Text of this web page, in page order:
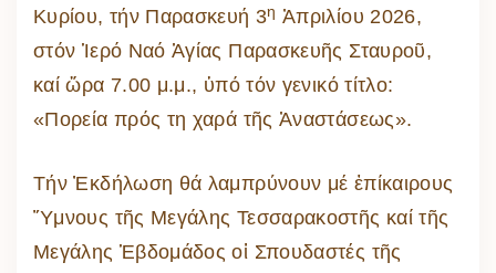
Κυρίου, τήν Παρασκευή 3η Ἀπριλίου 2026,
στόν Ἱερό Ναό Ἁγίας Παρασκευῆς Σταυροῦ,
καί ὥρα 7.00 μ.μ., ὑπό τόν γενικό τίτλο:
«Πορεία πρός τη χαρά τῆς Ἀναστάσεως».
Τήν Ἐκδήλωση θά λαμπρύνουν μέ ἐπίκαιρους
Ὕμνους τῆς Μεγάλης Τεσσαρακοστῆς καί τῆς
Μεγάλης Ἑβδομάδος οἱ Σπουδαστές τῆς